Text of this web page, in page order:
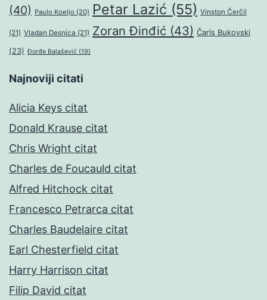
(40) Paulo Koeljo (20) Petar Lazić (55) Vinston Čerčil
(21) Vladan Desnica (21) Zoran Đinđić (43) Čarls Bukovski
(23) Đorđe Balašević (19)
Najnoviji citati
Alicia Keys citat
Donald Krause citat
Chris Wright citat
Charles de Foucauld citat
Alfred Hitchock citat
Francesco Petrarca citat
Charles Baudelaire citat
Earl Chesterfield citat
Harry Harrison citat
Filip David citat